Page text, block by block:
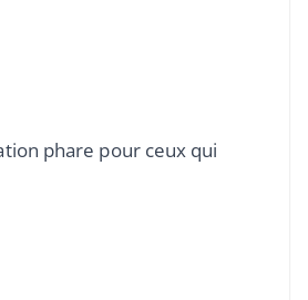
phare pour ceux qui